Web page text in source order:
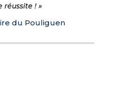
réussite ! »
du Pouliguen